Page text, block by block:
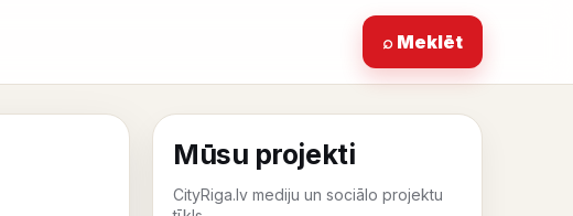
⌕ Meklēt
Mūsu projekti
CityRiga.lv mediju un sociālo projektu